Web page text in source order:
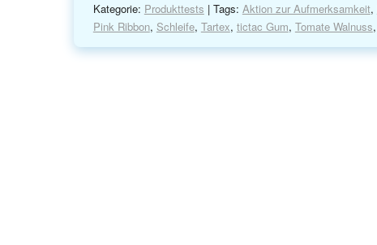
Kategorie: Produkttests | Tags: Aktion zur Aufmerksamkeit,
Pink Ribbon, Schleife, Tartex, tictac Gum, Tomate Walnuss,